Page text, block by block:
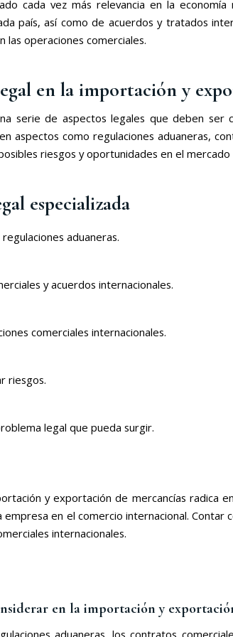
cada vez más relevancia en la
país, así como de acuerdos y tratados
operaciones comerciales.
en la importación y
serie de aspectos legales que deben ser
aspectos como regulaciones aduaneras,
riesgos y oportunidades en el mercado
especializada
aduaneras.
y acuerdos internacionales.
comerciales internacionales.
riesgos.
legal que pueda surgir.
y exportación de mercancías radica
en el comercio internacional.
internacionales.
en la importación y
aduaneras, los contratos